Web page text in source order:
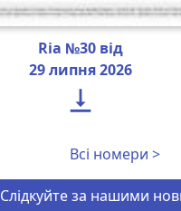
Ria №30 від
29 липня 2026

Всі номери >
Слідкуйте за нашими